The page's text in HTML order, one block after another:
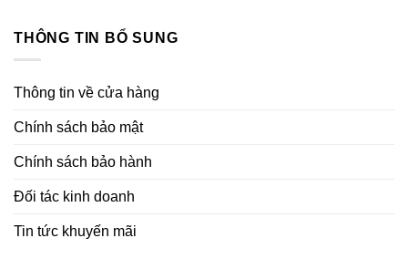
THÔNG TIN BỔ SUNG
Thông tin về cửa hàng
Chính sách bảo mật
Chính sách bảo hành
Đối tác kinh doanh
Tin tức khuyến mãi